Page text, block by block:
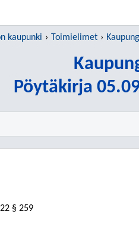
kaupunki Toimielimet
Pöytäkirja
§ 259